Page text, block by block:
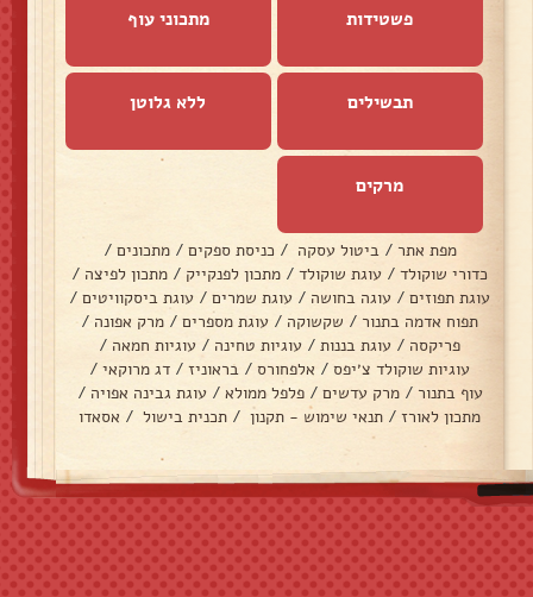
פשטידות מתכוני עוף
תבשילים ללא גלוטן
מרקים
מפת אתר / ביטול עסקה / כניסת ספקים / מתכונים /
כדורי שוקולד / עוגת שוקולד / מתכון לפנקייק / מתכון לפיצה /
עוגת תפוזים / עוגה בחושה / עוגת שמרים / עוגת ביסקוויטים /
תפוח אדמה בתנור / שקשוקה / עוגת מספרים / מרק אפונה /
פריקסה / עוגת בננות / עוגיות טחינה / עוגיות חמאה /
עוגיות שוקולד צ׳יפס / אלפחורס / בראוניז / דג מרוקאי /
עוף בתנור / מרק עדשים / פלפל ממולא / עוגת גבינה אפויה /
מתכון לאורז / תנאי שימוש - תקנון / תכנית בישול / אסאדו